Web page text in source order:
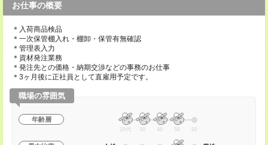
お仕事の概要
＊入荷商品検品
＊一次保管棚入れ・棚卸・保管有無確認
＊管理表入力
＊資材発注業務
＊発注先との価格・納期交渉などの事務のお仕事
＊3ヶ月後に正社員として直雇用予定です。
職場の雰囲気
年齢層
20代 30 40 50 60